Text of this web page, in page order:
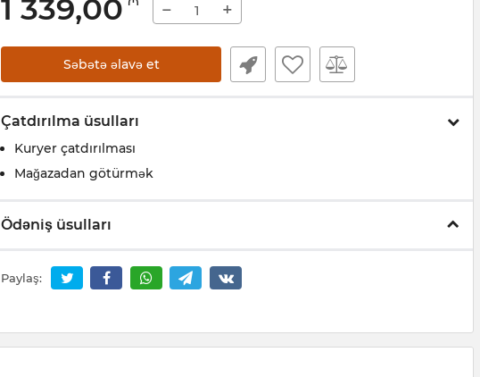
1 339,00 − +
Səbətə əlavə et
Çatdırılma üsulları
Kuryer çatdırılması
Mağazadan götürmək
Ödəniş üsulları
Paylaş: